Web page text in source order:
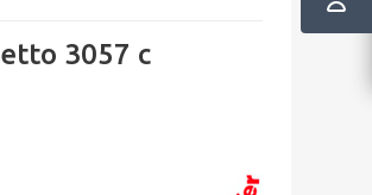
3057 с